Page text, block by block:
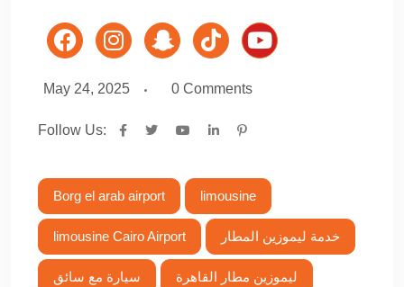
May 24, 2025 0 Comments
Follow Us:
Borg el arab airport limousine
limousine Cairo Airport خدمة ليموزين المطار
سيارة مع سائق ليموزين مطار القاهرة